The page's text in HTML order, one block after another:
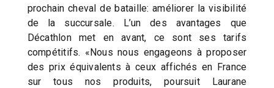
prochain cheval de bataille: améliorer la visibilité
de la succursale. L’un des avantages que
Décathlon met en avant, ce sont ses tarifs
compétitifs. «Nous nous engageons à proposer
des prix équivalents à ceux affichés en France
sur tous nos produits, poursuit Laurane